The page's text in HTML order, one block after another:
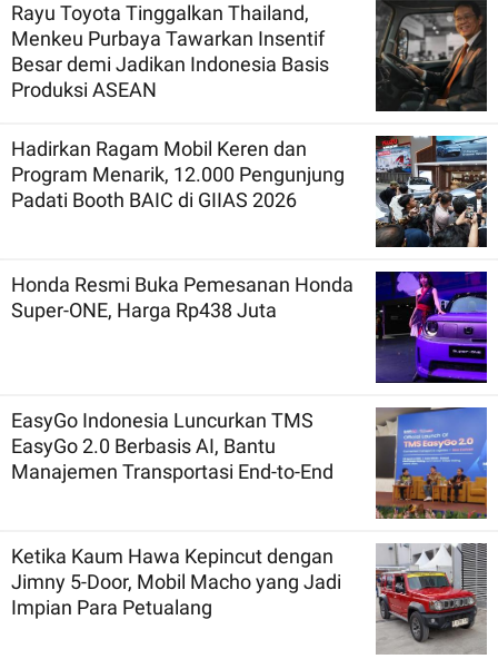
Rayu Toyota Tinggalkan Thailand,
Menkeu Purbaya Tawarkan Insentif
Besar demi Jadikan Indonesia Basis
Produksi ASEAN
Hadirkan Ragam Mobil Keren dan
Program Menarik, 12.000 Pengunjung
Padati Booth BAIC di GIIAS 2026
Honda Resmi Buka Pemesanan Honda
Super-ONE, Harga Rp438 Juta
EasyGo Indonesia Luncurkan TMS
EasyGo 2.0 Berbasis AI, Bantu
Manajemen Transportasi End-to-End
Ketika Kaum Hawa Kepincut dengan
Jimny 5-Door, Mobil Macho yang Jadi
Impian Para Petualang